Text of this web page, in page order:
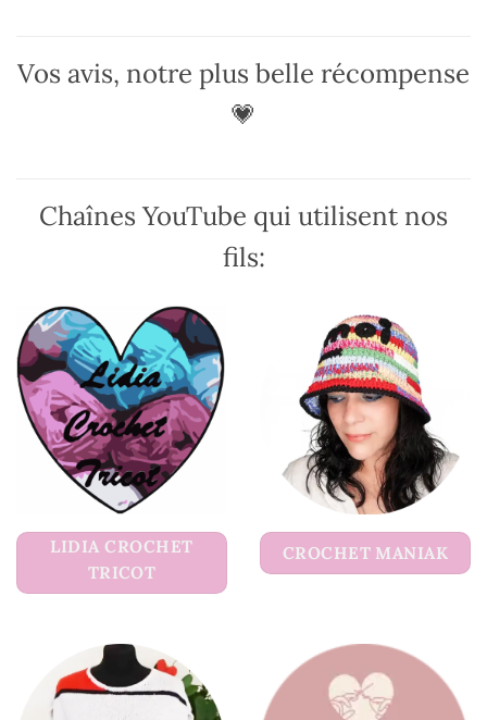
peuvent
du
Vos avis, notre plus belle récompense
💗
Chaînes YouTube qui utilisent nos
fils:
LIDIA CROCHET
TRICOT
CROCHET MANIAK